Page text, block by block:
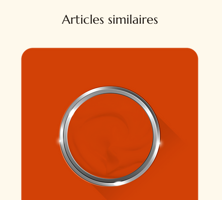
Articles similaires